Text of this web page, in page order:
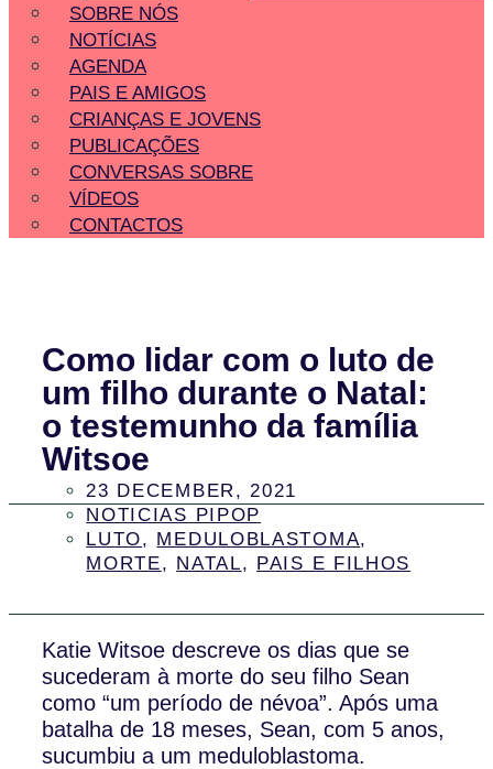
SOBRE NÓS
NOTÍCIAS
AGENDA
PAIS E AMIGOS
CRIANÇAS E JOVENS
PUBLICAÇÕES
CONVERSAS SOBRE
VÍDEOS
CONTACTOS
Como lidar com o luto de
um filho durante o Natal:
o testemunho da família
Witsoe
23 DECEMBER, 2021
NOTICIAS PIPOP
LUTO, MEDULOBLASTOMA,
MORTE, NATAL, PAIS E FILHOS
Katie Witsoe descreve os dias que se
sucederam à morte do seu filho Sean
como “um período de névoa”. Após uma
batalha de 18 meses, Sean, com 5 anos,
sucumbiu a um meduloblastoma.